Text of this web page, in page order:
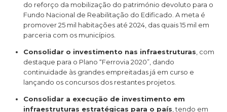
do reforço da mobilização do património devoluto para o
Fundo Nacional de Reabilitação do Edificado. A meta é
promover 25 mil habitações até 2024, das quais 15 mil em
parceria com os municípios.
Consolidar o investimento nas infraestruturas , com
destaque para o Plano “Ferrovia 2020”, dando
continuidade às grandes empreitadas já em curso e
lançando os concursos dos restantes projetos.
Consolidar a execução de investimento em
infraestruturas estratégicas para o país , tendo em